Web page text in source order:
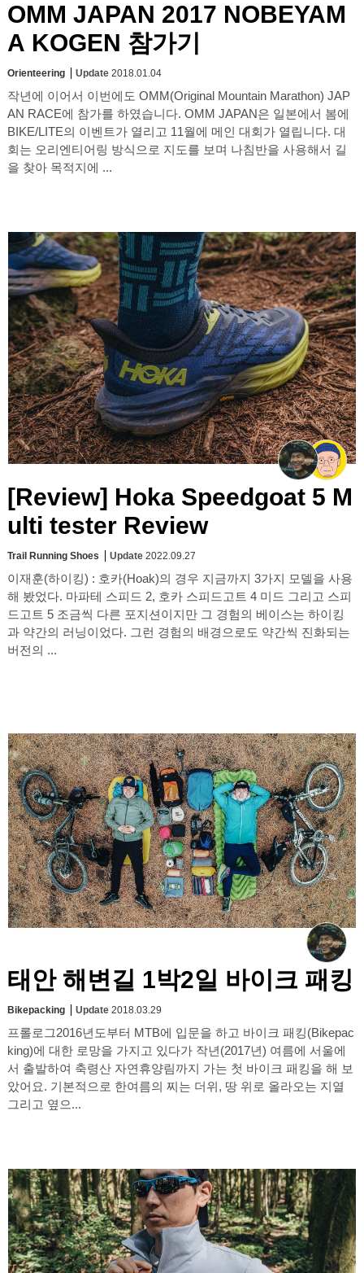
OMM JAPAN 2017 NOBEYAM
A KOGEN 참가기
Orienteering Update 2018.01.04
작년에 이어서 이번에도 OMM(Original Mountain Marathon) JAP
AN RACE에 참가를 하였습니다. OMM JAPAN은 일본에서 봄에
BIKE/LITE의 이벤트가 열리고 11월에 메인 대회가 열립니다. 대
회는 오리엔티어링 방식으로 지도를 보며 나침반을 사용해서 길
을 찾아 목적지에 ...
[Review] Hoka Speedgoat 5 M
ulti tester Review
Trail Running Shoes Update 2022.09.27
이재훈(하이킹) : 호카(Hoak)의 경우 지금까지 3가지 모델을 사용
해 봤었다. 마파테 스피드 2, 호카 스피드고트 4 미드 그리고 스피
드고트 5 조금씩 다른 포지션이지만 그 경험의 베이스는 하이킹
과 약간의 러닝이었다. 그런 경험의 배경으로도 약간씩 진화되는
버전의 ...
태안 해변길 1박2일 바이크 패킹
Bikepacking Update 2018.03.29
프롤로그2016년도부터 MTB에 입문을 하고 바이크 패킹(Bikepac
king)에 대한 로망을 가지고 있다가 작년(2017년) 여름에 서울에
서 출발하여 축령산 자연휴양림까지 가는 첫 바이크 패킹을 해 보
았어요. 기본적으로 한여름의 찌는 더위, 땅 위로 올라오는 지열
그리고 옆으...